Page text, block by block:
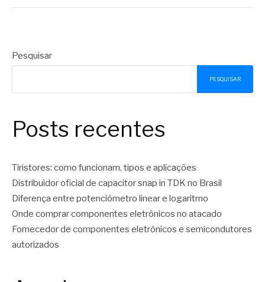
Pesquisar
PESQUISAR
Posts recentes
Tiristores: como funcionam, tipos e aplicações
Distribuidor oficial de capacitor snap in TDK no Brasil
Diferença entre potenciômetro linear e logaritmo
Onde comprar componentes eletrônicos no atacado
Fornecedor de componentes eletrônicos e semicondutores
autorizados